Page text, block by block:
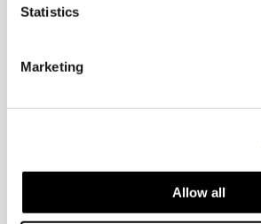
Statistics
Marketing
Allow all